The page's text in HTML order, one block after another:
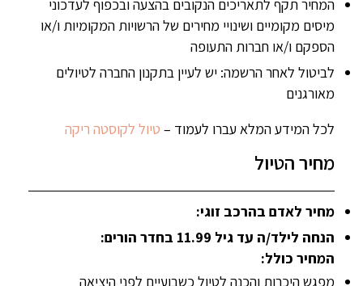
המחיר תקף לתאריכים הנקובים בהצעה ובכפוף לעדכוני
מיסים מקומיים ושינויי מחירים של הרשויות המקומיות ו/או
הספקם ו/או חברות התעופה
לביטול לאחר הרשמה: יש לעיין בתקנון החברה לטיולים
מאורגנים
לכל המידע המלא עברו לעמוד – טיול לקוסטה ריקה
מחיר הטיול
מחיר לאדם בהרכב זוגי:
הנחה לילד/ה עד גיל 11.99 בחדר הורים:
המחיר כולל:
מפגש היכרות והכנה לטיול כשבועיים לפני היציאה